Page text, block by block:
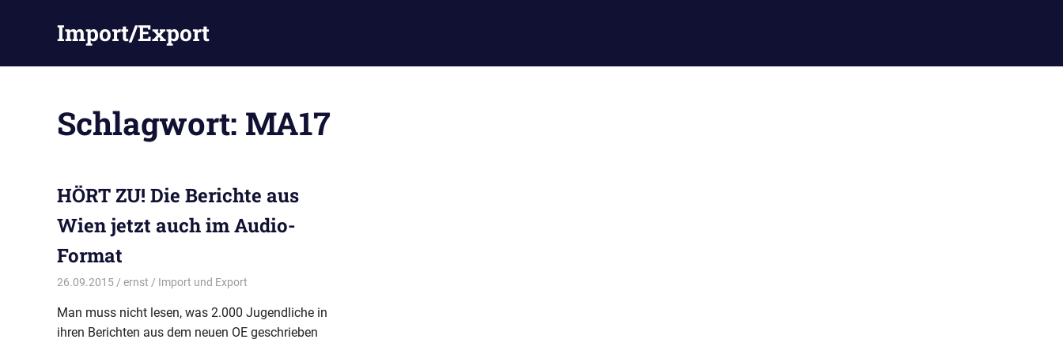
Import/Export
Schlagwort: MA17
HÖRT ZU! Die Berichte aus
Wien jetzt auch im Audio-
Format
26.09.2015 ernst Import und Export
Man muss nicht lesen, was 2.000 Jugendliche in
ihren Berichten aus dem neuen OE geschrieben